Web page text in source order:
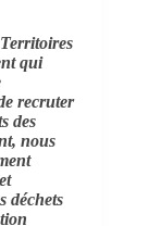
qui
recruter
des
nous
déchets